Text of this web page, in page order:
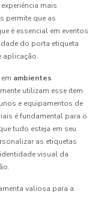
mais
permite que as
é essencial em eventos
do porta etiqueta
aplicação.
ambientes
utilizam esse item
e equipamentos de
é fundamental para o
tudo esteja em seu
as etiquetas
visual da
valiosa para a